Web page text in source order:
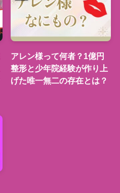
アレン様って何者？1億円
整形と少年院経験が作り上
げた唯一無二の存在とは？